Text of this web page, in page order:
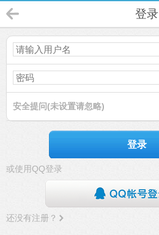
登录
安全提问(未设置请忽略)
登录
或使用QQ登录
还没有注册？